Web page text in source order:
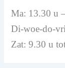
Ma: 13.30 u
Di-woe-do-
Zat: 9.30 u